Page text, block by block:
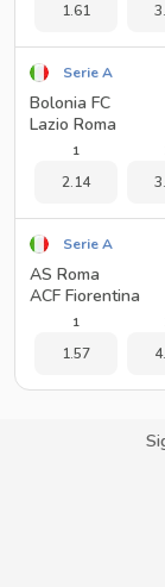
1.61
Serie A
Bolonia FC
Lazio Roma
1
2.14
Serie A
AS Roma
ACF Fiorentina
1
1.57